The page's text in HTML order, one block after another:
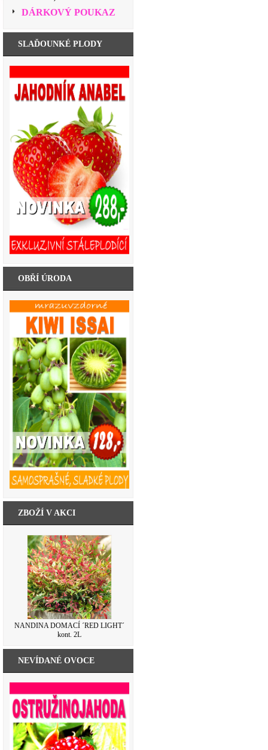
DÁRKOVÝ POUKAZ
SLAĎOUNKÉ PLODY
OBŘÍ ÚRODA
ZBOŽÍ V AKCI
NANDINA DOMACÍ ´RED LIGHT´
kont. 2L
NEVÍDANÉ OVOCE